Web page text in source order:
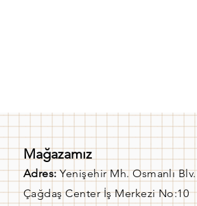
Mağazamız
Adres:Yenişehir Mh. Osmanlı Blv.
Çağdaş Center İş Merkezi No:10